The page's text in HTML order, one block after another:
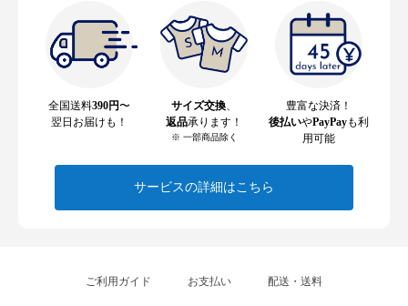
全国送料390円〜
翌日お届けも！
サイズ交換
返品承ります！
※ 一部商品除く
豊富な決済！
後払いやPayPayも利
用可能
サービスの詳細はこちら
ご利用ガイド お支払い 配送・送料